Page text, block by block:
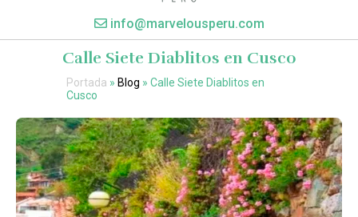
info@marvelousperu.com
Calle Siete Diablitos en Cusco
Portada » Blog » Calle Siete Diablitos en
Cusco